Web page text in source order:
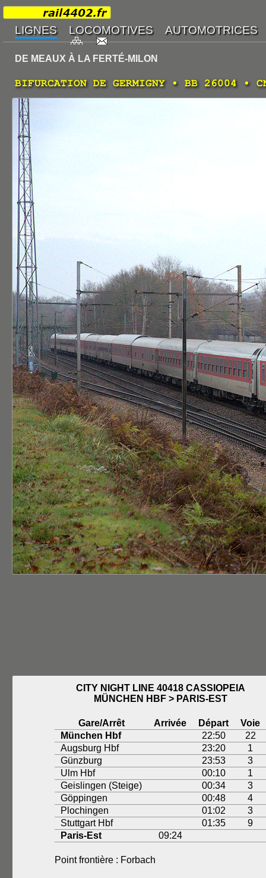
DE MEAUX À LA FERTÉ-MILON
BIFURCATION DE GERMIGNY • BB 26004 •
CITY NIGHT LINE 40418 CASSIOPEIA
MÜNCHEN HBF > PARIS-EST
Gare/Arrêt Arrivée Départ
Voie
München Hbf
22:50
22
Augsburg Hbf
23:20
1
Günzburg
23:53
3
Ulm Hbf
00:10
1
Geislingen (Steige)
00:34
3
Göppingen
00:48
4
Plochingen
01:02
3
Stuttgart Hbf
01:35
9
Paris-Est
09:24
Point frontière : Forbach